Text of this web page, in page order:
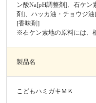
ン酸Na[pH調整剤]、石ケ
剤]、ハッカ油・チョウジ
[香味剤]
※石ケン素地の原料には、
製品名
こどもハミガキＭＫ